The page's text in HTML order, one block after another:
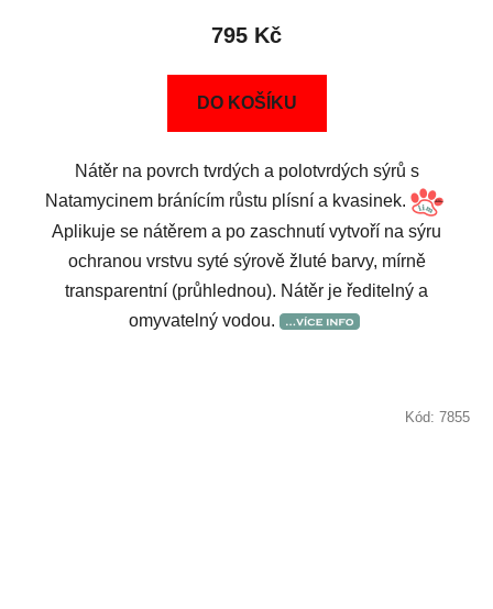
795 Kč
DO KOŠÍKU
Nátěr na povrch tvrdých a polotvrdých sýrů s
Natamycinem bránícím růstu plísní a kvasinek.
Aplikuje se nátěrem a po zaschnutí vytvoří na sýru
ochranou vrstvu syté sýrově žluté barvy, mírně
transparentní (průhlednou). Nátěr je ředitelný a
omyvatelný vodou.
Kód: 7855